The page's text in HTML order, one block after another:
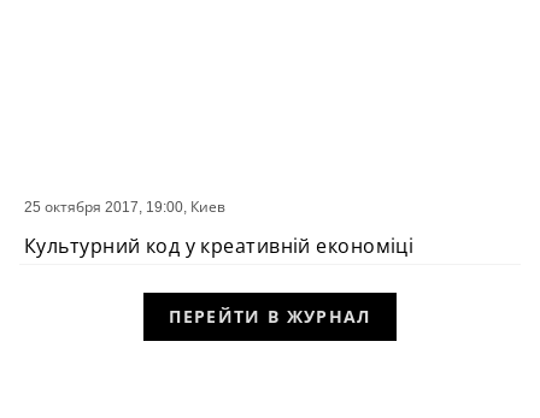
СОБЫТИЕ
25 октября 2017, 19:00, Киев
Культурний код у креативній економіці
ПЕРЕЙТИ В ЖУРНАЛ